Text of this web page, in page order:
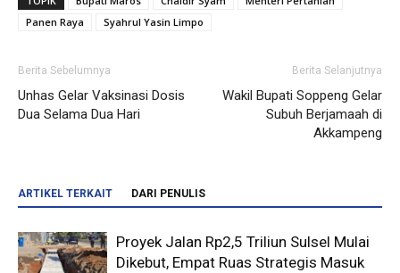
Panen Raya
Syahrul Yasin Limpo
Berita Sebelumnya
Unhas Gelar Vaksinasi Dosis
Dua Selama Dua Hari
Berita Selanjutnya
Wakil Bupati Soppeng Gelar
Subuh Berjamaah di
Akkampeng
ARTIKEL TERKAIT DARI PENULIS
Proyek Jalan Rp2,5 Triliun Sulsel Mulai
Dikebut, Empat Ruas Strategis Masuk